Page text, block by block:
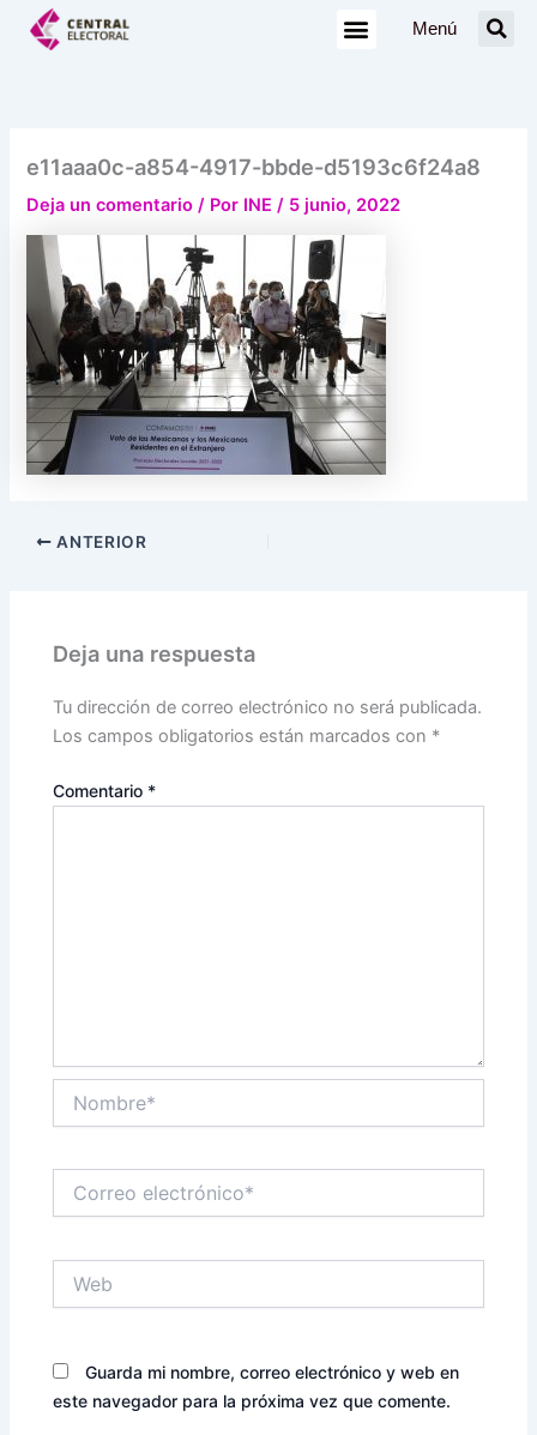
Menú
e11aaa0c-a854-4917-bbde-d5193c6f24a8
Deja un comentario / Por INE/ 5 junio, 2022
ANTERIOR
Deja una respuesta
Tu dirección de correo electrónico no será publicada.
Los campos obligatorios están marcados con *
Comentario *
electrónico*
Guarda mi nombre, correo electrónico y web en
este navegador para la próxima vez que comente.